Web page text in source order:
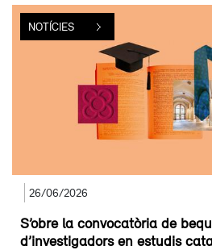
26/06/2026
S’obre la convocatòria de
d’investigadors en estudis
NOTÍCIES